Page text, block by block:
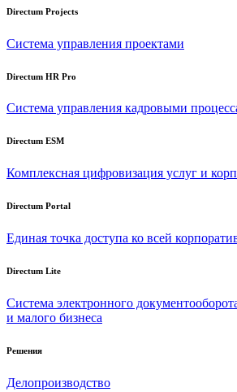
Directum Projects
Система управления проектами
Directum HR Pro
Система управления кадровыми
Directum ESM
Комплексная цифровизация услуг и
Directum Portal
Единая точка доступа ко всей
Directum Lite
Система электронного
и малого бизнеса
Решения
Делопроизводство